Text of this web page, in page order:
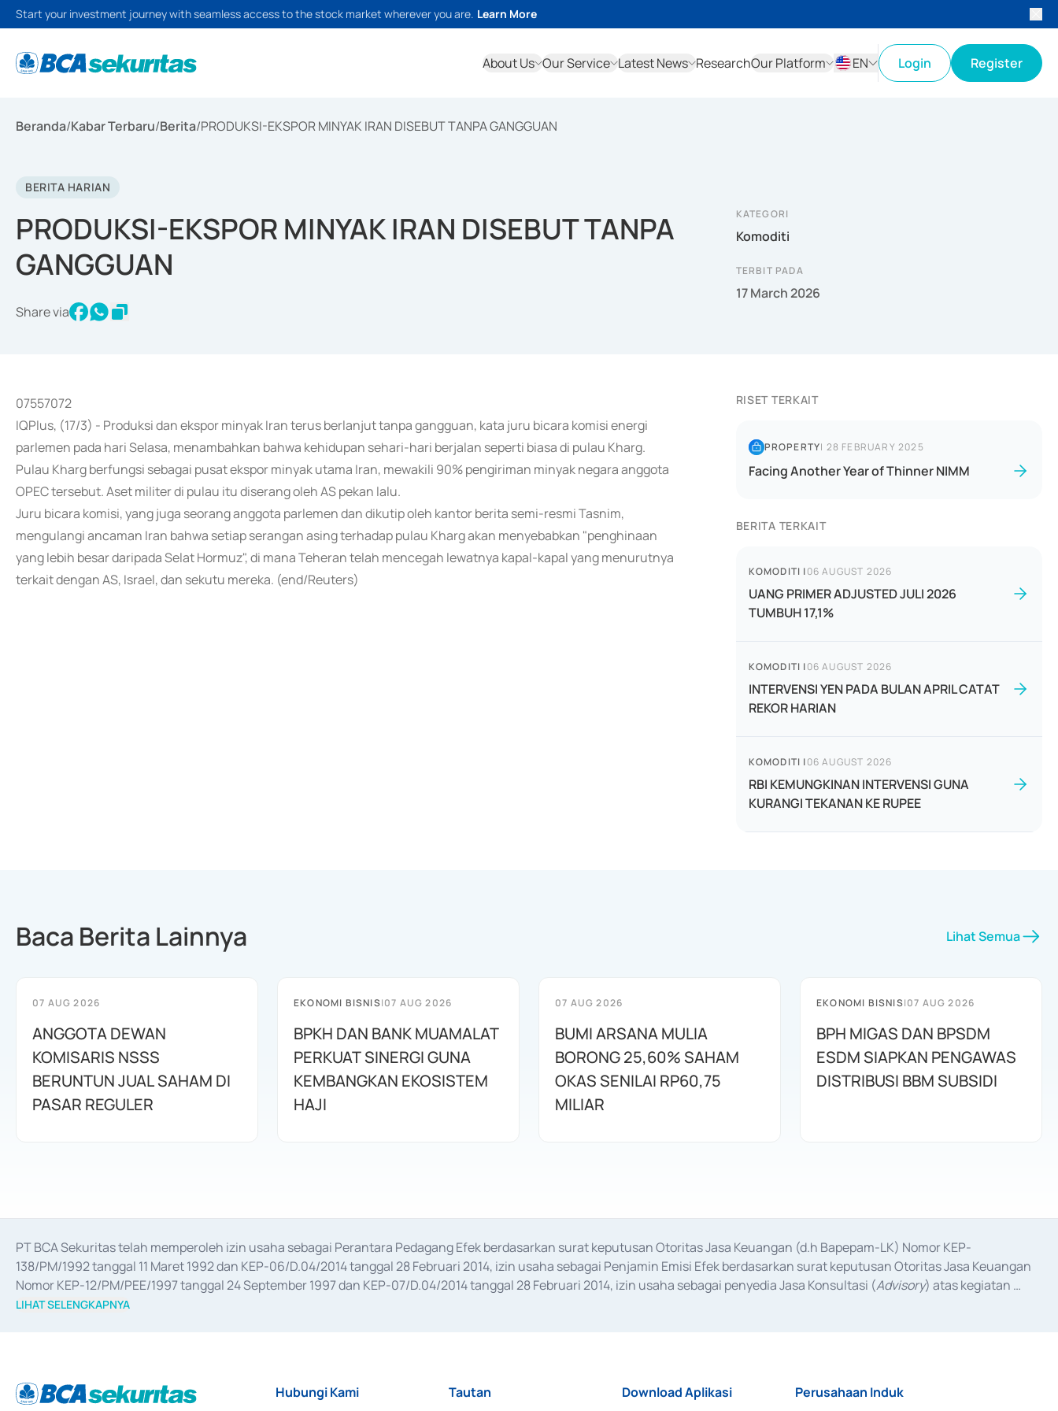
Start your investment journey with seamless access to the stock market wherever you are. Learn More
About Us Our Service Latest News ResearchOur Platform
EN
Login Register
Beranda/Kabar Terbaru/Berita/PRODUKSI-EKSPOR MINYAK IRAN DISEBUT TANPA GANGGUAN
BERITA HARIAN
PRODUKSI-EKSPOR MINYAK IRAN DISEBUT TANPA
GANGGUAN
Share via
KATEGORI
Komoditi
TERBIT PADA
17 March 2026
07557072
IQPlus, (17/3) - Produksi dan ekspor minyak Iran terus berlanjut tanpa gangguan, kata juru bicara komisi energi
parlemen pada hari Selasa, menambahkan bahwa kehidupan sehari-hari berjalan seperti biasa di pulau Kharg.
Pulau Kharg berfungsi sebagai pusat ekspor minyak utama Iran, mewakili 90% pengiriman minyak negara anggota
OPEC tersebut. Aset militer di pulau itu diserang oleh AS pekan lalu.
Juru bicara komisi, yang juga seorang anggota parlemen dan dikutip oleh kantor berita semi-resmi Tasnim,
mengulangi ancaman Iran bahwa setiap serangan asing terhadap pulau Kharg akan menyebabkan "penghinaan
yang lebih besar daripada Selat Hormuz", di mana Teheran telah mencegah lewatnya kapal-kapal yang menurutnya
terkait dengan AS, Israel, dan sekutu mereka. (end/Reuters)
RISET TERKAIT
PROPERTY| 28 FEBRUARY 2025
Facing Another Year of Thinner NIMM
BERITA TERKAIT
KOMODITI |06 AUGUST 2026
UANG PRIMER ADJUSTED JULI 2026
TUMBUH 17,1%
KOMODITI |06 AUGUST 2026
INTERVENSI YEN PADA BULAN APRIL CATAT
REKOR HARIAN
KOMODITI |06 AUGUST 2026
RBI KEMUNGKINAN INTERVENSI GUNA
KURANGI TEKANAN KE RUPEE
Baca Berita Lainnya Lihat Semua
07 AUG 2026
ANGGOTA DEWAN
KOMISARIS NSSS
BERUNTUN JUAL SAHAM DI
PASAR REGULER
EKONOMI BISNIS|07 AUG 2026
BPKH DAN BANK MUAMALAT
PERKUAT SINERGI GUNA
KEMBANGKAN EKOSISTEM
HAJI
07 AUG 2026
BUMI ARSANA MULIA
BORONG 25,60% SAHAM
OKAS SENILAI RP60,75
MILIAR
EKONOMI BISNIS|07 AUG 2026
BPH MIGAS DAN BPSDM
ESDM SIAPKAN PENGAWAS
DISTRIBUSI BBM SUBSIDI
PT BCA Sekuritas telah memperoleh izin usaha sebagai Perantara Pedagang Efek berdasarkan surat keputusan Otoritas Jasa Keuangan (d.h Bapepam-LK) Nomor KEP-
138/PM/1992 tanggal 11 Maret 1992 dan KEP-06/D.04/2014 tanggal 28 Februari 2014, izin usaha sebagai Penjamin Emisi Efek berdasarkan surat keputusan Otoritas Jasa Keuangan
Nomor KEP-12/PM/PEE/1997 tanggal 24 September 1997 dan KEP-07/D.04/2014 tanggal 28 Februari 2014, izin usaha sebagai penyedia Jasa Konsultasi (Advisory) atas kegiatan
merger, akuisisi, divestasi, dan
LIHAT SELENGKAPNYA
Hubungi Kami Tautan Download Aplikasi Perusahaan Induk